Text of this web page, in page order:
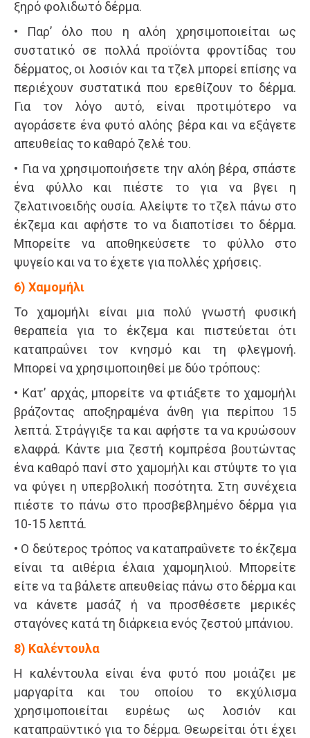
ξηρό φολιδωτό δέρμα.
• Παρ’ όλο που η αλόη χρησιμοποιείται ως
συστατικό σε πολλά προϊόντα φροντίδας του
δέρματος, οι λοσιόν και τα τζελ μπορεί επίσης να
περιέχουν συστατικά που ερεθίζουν το δέρμα.
Για τον λόγο αυτό, είναι προτιμότερο να
αγοράσετε ένα φυτό αλόης βέρα και να εξάγετε
απευθείας το καθαρό ζελέ του.
• Για να χρησιμοποιήσετε την αλόη βέρα, σπάστε
ένα φύλλο και πιέστε το για να βγει η
ζελατινοειδής ουσία. Αλείψτε το τζελ πάνω στο
έκζεμα και αφήστε το να διαποτίσει το δέρμα.
Μπορείτε να αποθηκεύσετε το φύλλο στο
ψυγείο και να το έχετε για πολλές χρήσεις.
6) Χαμομήλι
Το χαμομήλι είναι μια πολύ γνωστή φυσική
θεραπεία για το έκζεμα και πιστεύεται ότι
καταπραΰνει τον κνησμό και τη φλεγμονή.
Μπορεί να χρησιμοποιηθεί με δύο τρόπους:
• Κατ’ αρχάς, μπορείτε να φτιάξετε το χαμομήλι
βράζοντας αποξηραμένα άνθη για περίπου 15
λεπτά. Στράγγιξε τα και αφήστε τα να κρυώσουν
ελαφρά. Κάντε μια ζεστή κομπρέσα βουτώντας
ένα καθαρό πανί στο χαμομήλι και στύψτε το για
να φύγει η υπερβολική ποσότητα. Στη συνέχεια
πιέστε το πάνω στο προσβεβλημένο δέρμα για
10-15 λεπτά.
• Ο δεύτερος τρόπος να καταπραΰνετε το έκζεμα
είναι τα αιθέρια έλαια χαμομηλιού. Μπορείτε
είτε να τα βάλετε απευθείας πάνω στο δέρμα και
να κάνετε μασάζ ή να προσθέσετε μερικές
σταγόνες κατά τη διάρκεια ενός ζεστού μπάνιου.
8) Καλέντουλα
Η καλέντουλα είναι ένα φυτό που μοιάζει με
μαργαρίτα και του οποίου το εκχύλισμα
χρησιμοποιείται ευρέως ως λοσιόν και
καταπραϋντικό για το δέρμα. Θεωρείται ότι έχει